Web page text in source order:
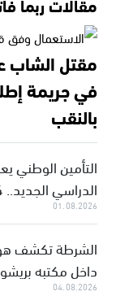
مقتل الشاب
في جريمة
بالنقب
التأمين الوطني
الدراسي الجديد.. 1204 شواكل لكل طفل مستحق
01.08.2026
الشرطة تكشف
داخل مكتبه
04.08.2026